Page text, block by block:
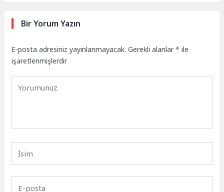
Bir Yorum Yazın
E-posta adresiniz yayınlanmayacak. Gerekli alanlar* ile
işaretlenmişlerdir